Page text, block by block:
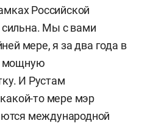
Российской
Мы с вами
мере, я за два года в
мощную
И Рустам
то мере мэр
международной